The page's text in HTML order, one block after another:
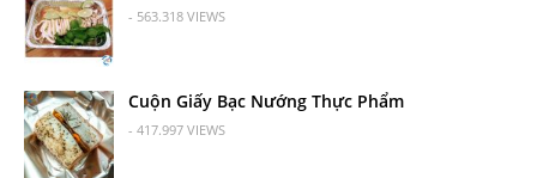
- 563.318 VIEWS
Cuộn Giấy Bạc Nướng Thực Phẩm
- 417.997 VIEWS